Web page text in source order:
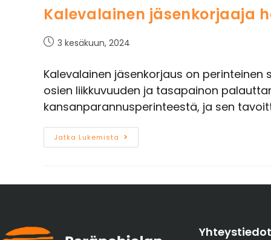
n
Kalevalainen jäsenkorjaaja
3 kesäkuun, 2024
Kalevalainen jäsenkorjaus on
osien liikkuvuuden ja tasapainon
kansanparannusperinteestä, ja sen
Jatka Lukemista
Yhteystiedot